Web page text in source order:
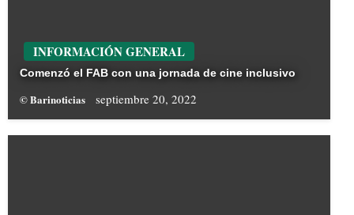
INFORMACIÓN GENERAL
Comenzó el FAB con una jornada de cine inclusivo
© Barinoticias septiembre 20, 2022